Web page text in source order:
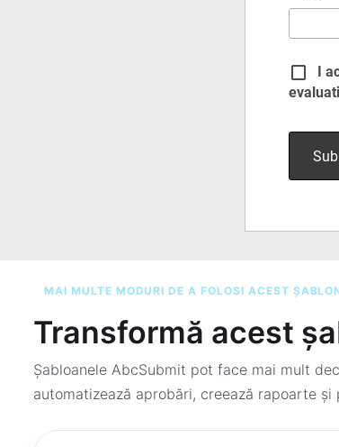
MAI MULTE MODURI DE A FOLOSI ACEST
Transformă acest
Șabloanele AbcSubmit pot face mai mult
automatizează aprobări, creează rapoarte